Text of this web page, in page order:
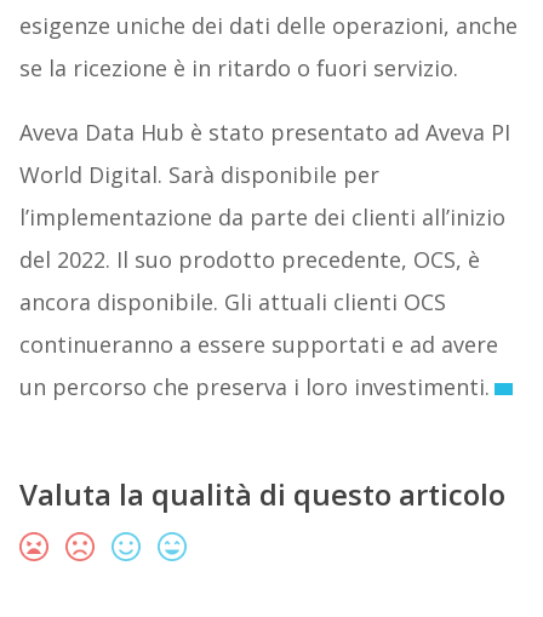
esigenze uniche dei dati delle operazioni, anche
se la ricezione è in ritardo o fuori servizio.
Aveva Data Hub è stato presentato ad Aveva PI
World Digital. Sarà disponibile per
l’implementazione da parte dei clienti all’inizio
del 2022. Il suo prodotto precedente, OCS, è
ancora disponibile. Gli attuali clienti OCS
continueranno a essere supportati e ad avere
un percorso che preserva i loro investimenti.
Valuta la qualità di questo articolo